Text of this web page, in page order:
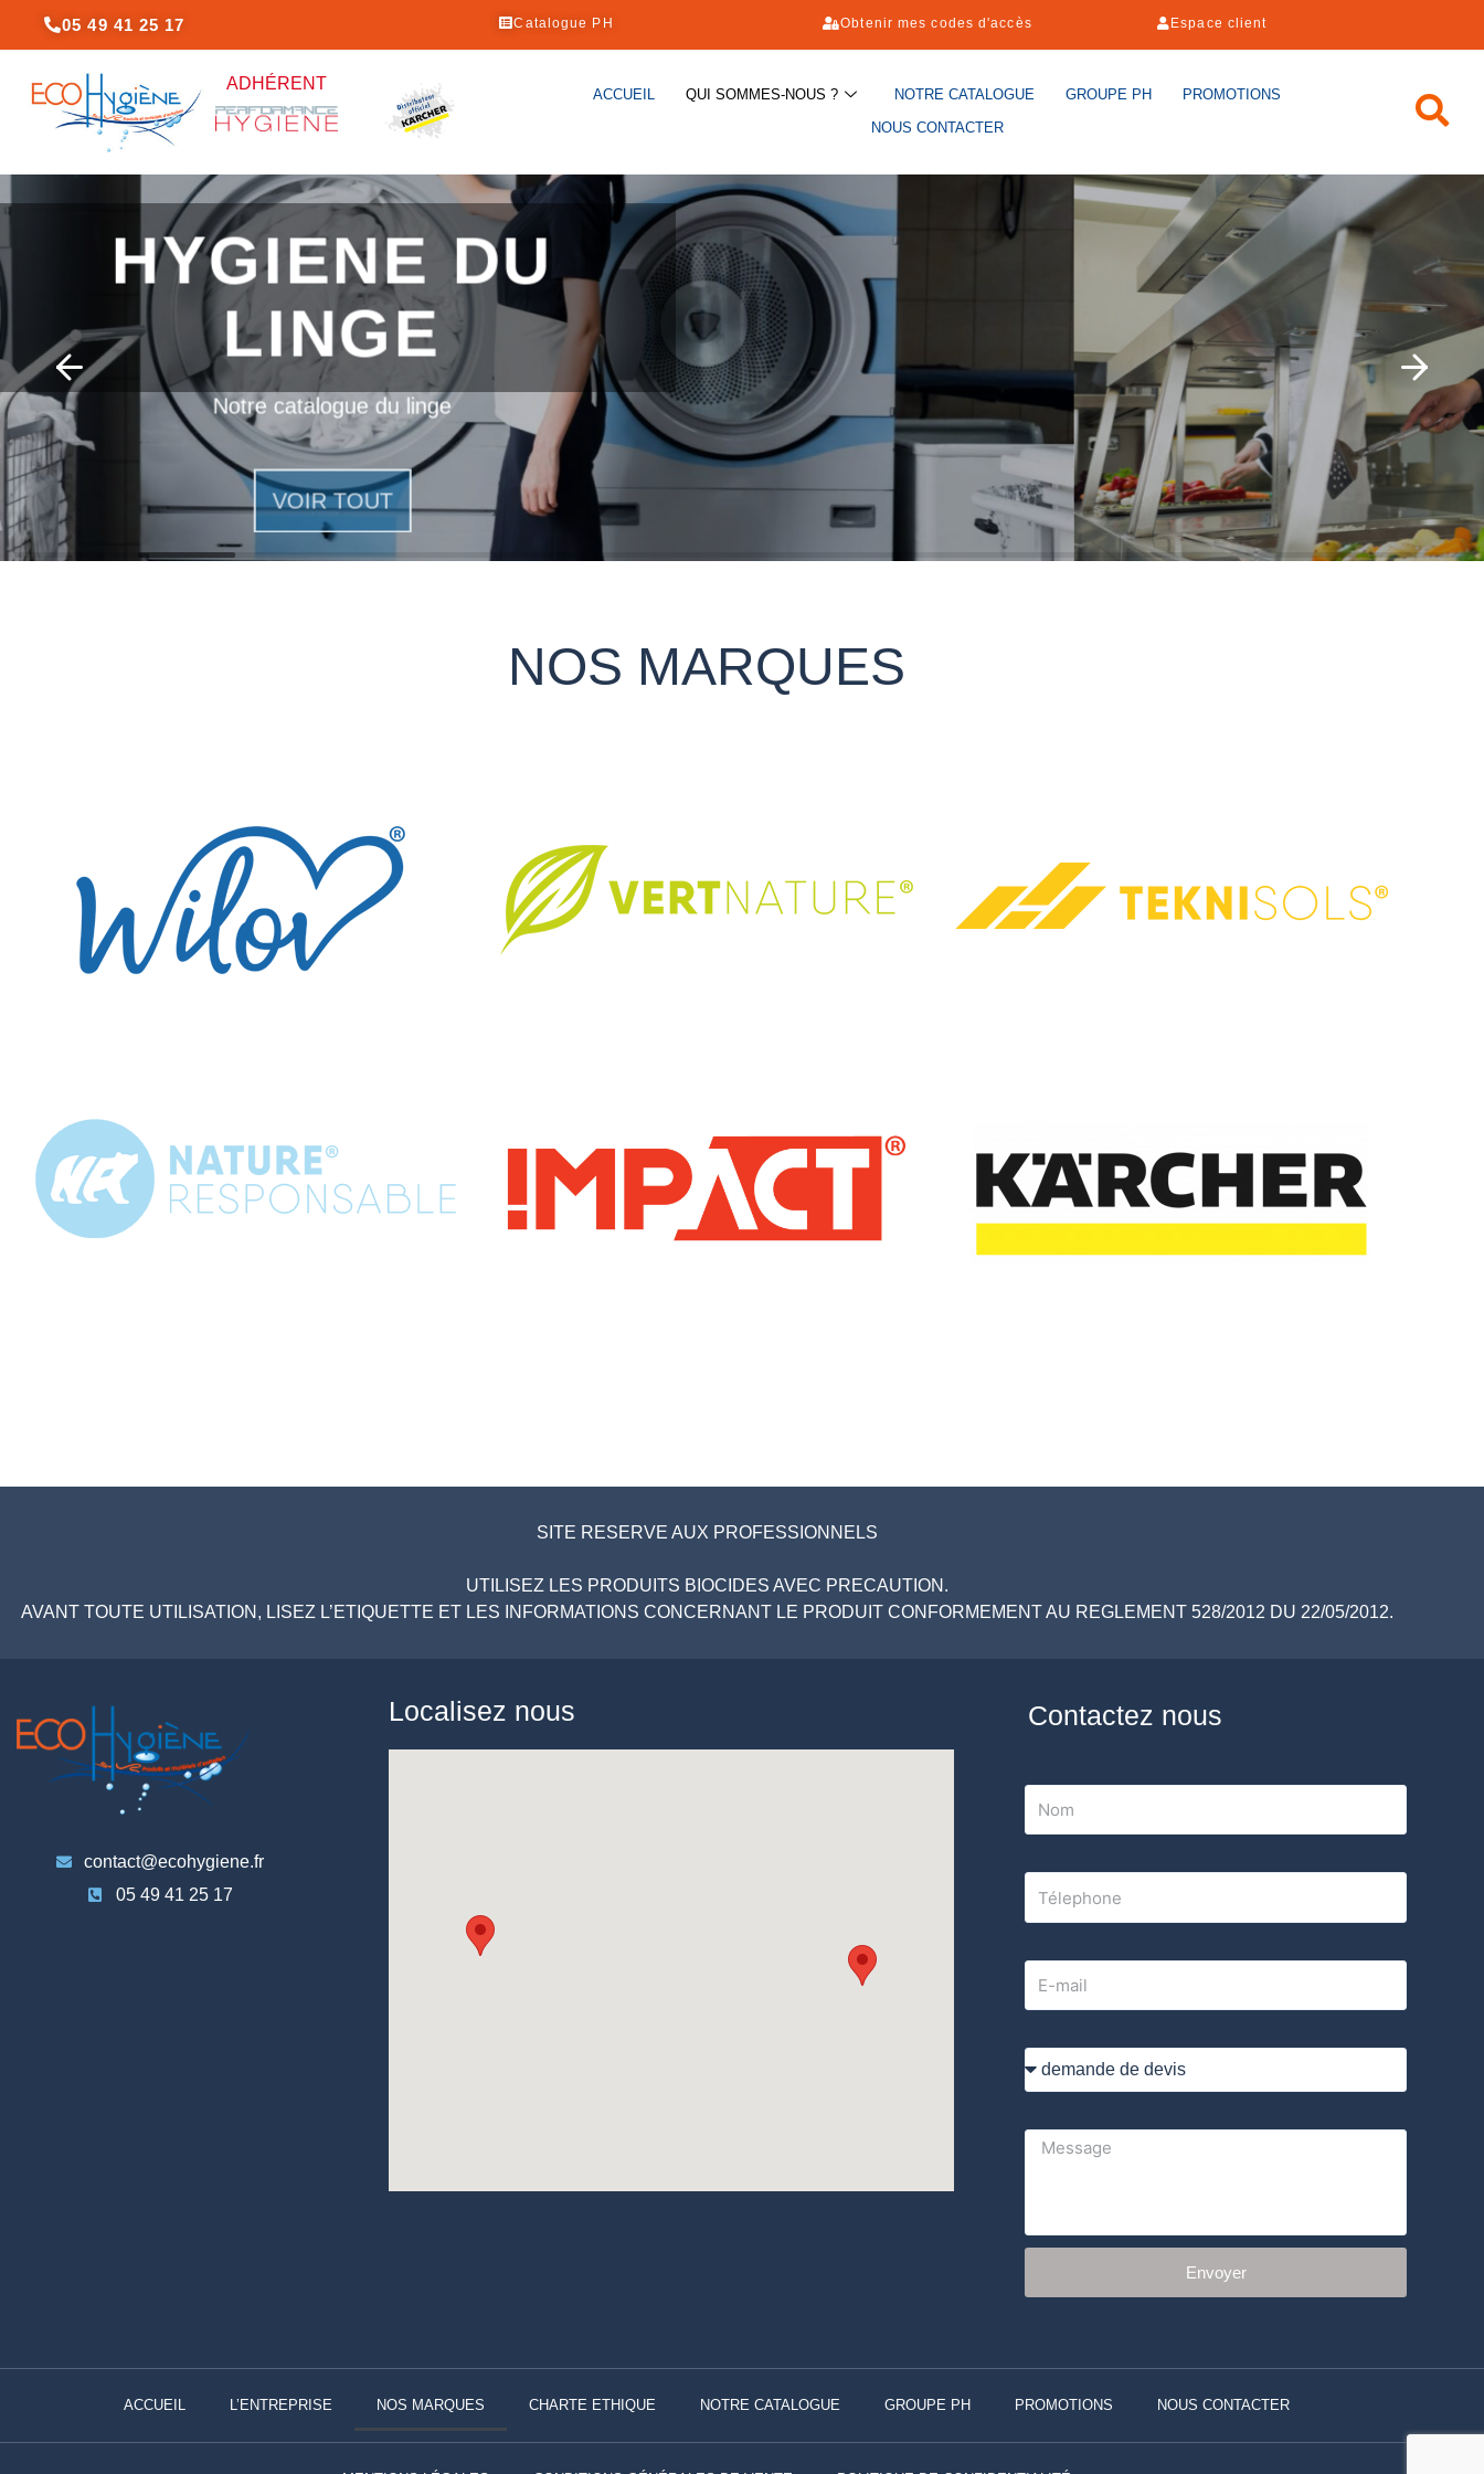
05 49 41 25 17 Catalogue PH Obtenir mes codes d'accès Espace client
ADHÉRENT
ACCUEIL QUI SOMMES-NOUS ? NOTRE CATALOGUE GROUPE PH
PROMOTIONS
NOUS CONTACTER
HYGIENE CUISINE
Notre catalogue cuisine
VOIR TOUT
NOS MARQUES
SITE RESERVE AUX PROFESSIONNELS
UTILISEZ LES PRODUITS BIOCIDES AVEC PRECAUTION.
AVANT TOUTE UTILISATION, LISEZ L’ETIQUETTE ET LES INFORMATIONS CONCERNANT LE PRODUIT CONFORMEMENT AU REGLEMENT 528/2012 DU 22/05/2012.
contact@ecohygiene.fr
05 49 41 25 17
Localisez nous Contactez nous
Envoyer
ACCUEIL L’ENTREPRISE NOS MARQUES CHARTE ETHIQUE NOTRE CATALOGUE GROUPE PH PROMOTIONS NOUS CONTACTER